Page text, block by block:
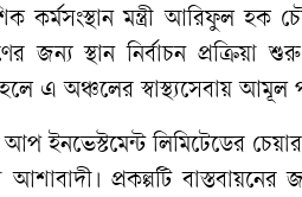
কর্মসংস্থান মন্ত্রী আরিফুল হক
জন্য স্থান নির্বাচন
হলে এ অঞ্চলের স্বাস্থ্যসেবায়
আপ ইনভেস্টমেন্ট লিমিটেডের
আশাবাদী। প্রকল্পটি